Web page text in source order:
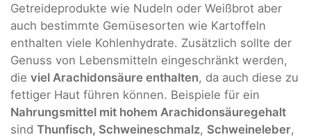
Getreideprodukte wie Nudeln oder Weißbrot aber
auch bestimmte Gemüsesorten wie Kartoffeln
enthalten viele Kohlenhydrate. Zusätzlich sollte der
Genuss von Lebensmitteln eingeschränkt werden,
die viel Arachidonsäure enthalten, da auch diese zu
fettiger Haut führen können. Beispiele für ein
Nahrungsmittel mit hohem Arachidonsäuregehalt
sind Thunfisch, Schweineschmalz, Schweineleber,